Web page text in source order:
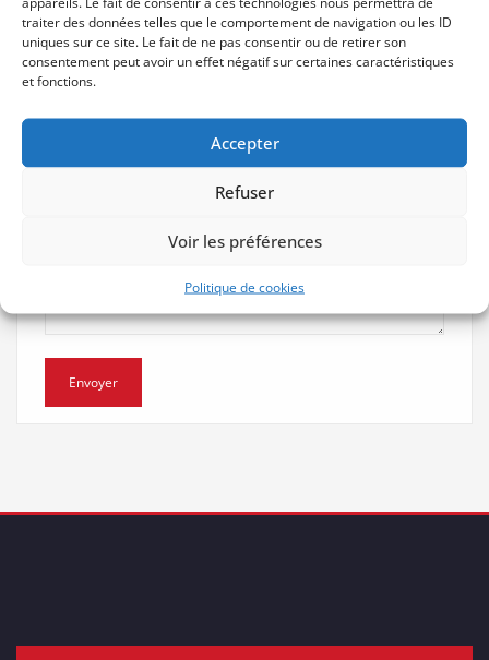
traiter des données telles que le comportement de navigation ou les ID
uniques sur ce site. Le fait de ne pas consentir ou de retirer son
consentement peut avoir un effet négatif sur certaines caractéristiques
et fonctions.
Accepter
Refuser
Voir les préférences
Politique de cookies
Adresse e-mail